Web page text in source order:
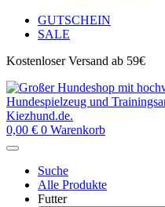
GUTSCHEIN
SALE
Kostenloser Versand ab 59€
0,00 € 0 Warenkorb
Suche
Alle Produkte
Futter